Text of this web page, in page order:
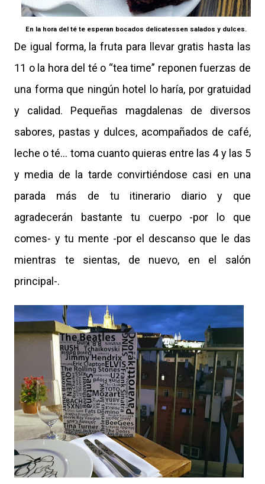
En la hora del té te esperan bocados delicatessen salados y dulces.
De igual forma, la fruta para llevar gratis hasta las
11 o la hora del té o “tea time” reponen fuerzas de
una forma que ningún hotel lo haría, por gratuidad
y calidad. Pequeñas magdalenas de diversos
sabores, pastas y dulces, acompañados de café,
leche o té… toma cuanto quieras entre las 4 y las 5
y media de la tarde convirtiéndose casi en una
parada más de tu itinerario diario y que
agradecerán bastante tu cuerpo -por lo que
comes- y tu mente -por el descanso que le das
mientras te sientas, de nuevo, en el salón
principal-.